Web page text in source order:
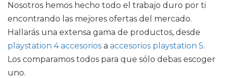
Nosotros hemos hecho todo el trabajo duro por ti
encontrando las mejores ofertas del mercado.
Hallarás una extensa gama de productos, desde
playstation 4 accesorios a accesorios playstation 5.
Los comparamos todos para que sólo debas escoger
uno.